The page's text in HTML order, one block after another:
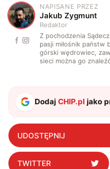
J
NAPISANE PRZEZ
Jakub Zygmunt
Redaktor
Z pochodzenia
pasji miłośnik państw
górski wędrowiec,
sieci można go
DodajCHIP.pl jako
UDOSTĘPNIJ
TWITTER